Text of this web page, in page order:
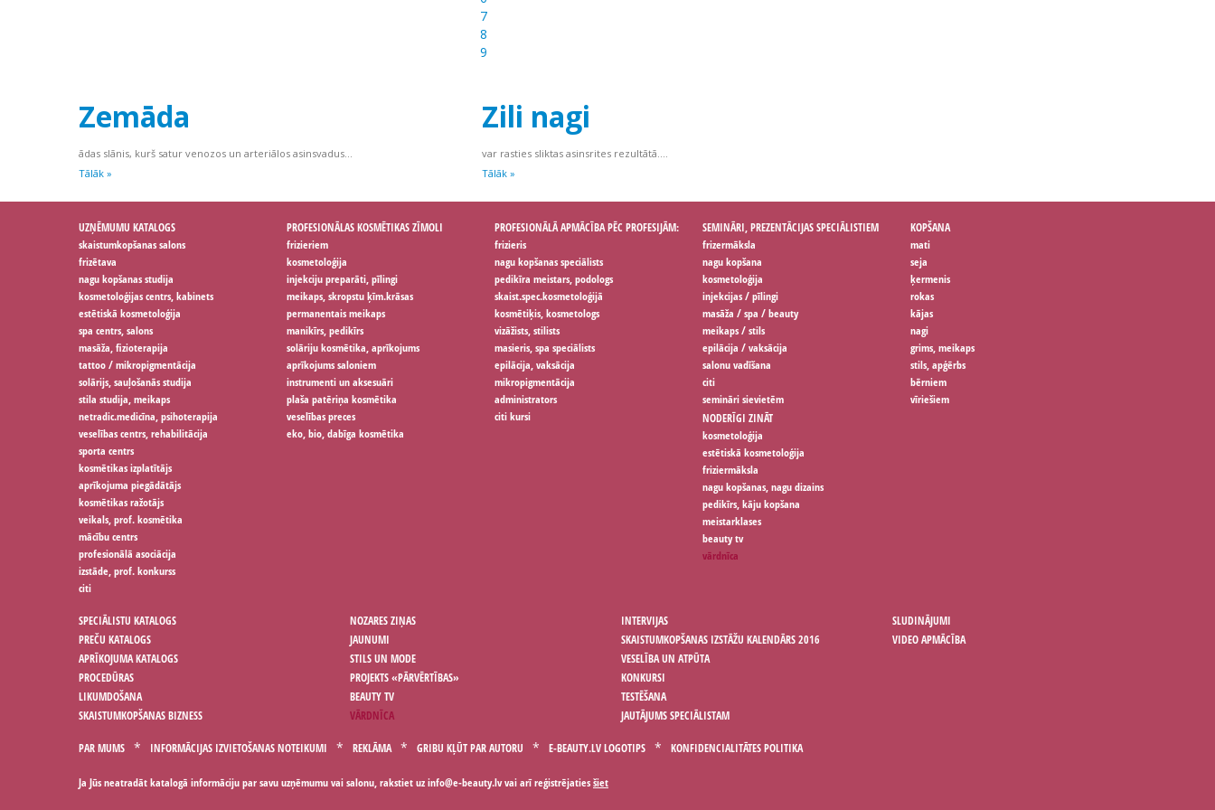
7
8
9
Zemāda
ādas slānis, kurš satur venozos un arteriālos asinsvadus...
Tālāk »
Zili nagi
var rasties sliktas asinsrites rezultātā....
Tālāk »
UZŅĒMUMU KATALOGS
skaistumkopšanas salons
frizētava
nagu kopšanas studija
kosmetoloģijas centrs, kabinets
estētiskā kosmetoloģija
spa centrs, salons
masāža, fizioterapija
tattoo / mikropigmentācija
solārijs, sauļošanās studija
stila studija, meikaps
netradic.medicīna, psihoterapija
veselības centrs, rehabilitācija
sporta centrs
kosmētikas izplatītājs
aprīkojuma piegādātājs
kosmētikas ražotājs
veikals, prof. kosmētika
mācību centrs
profesionālā asociācija
izstāde, prof. konkurss
citi
PROFESIONĀLAS KOSMĒTIKAS ZĪMOLI
frizieriem
kosmetoloģija
injekciju preparāti, pīlingi
meikaps, skropstu ķīm.krāsas
permanentais meikaps
manikīrs, pedikīrs
solāriju kosmētika, aprīkojums
aprīkojums saloniem
instrumenti un aksesuāri
plaša patēriņa kosmētika
veselības preces
eko, bio, dabīga kosmētika
PROFESIONĀLĀ APMĀCĪBA PĒC PROFESIJĀM:
frizieris
nagu kopšanas speciālists
pedikīra meistars, podologs
skaist.spec.kosmetoloģijā
kosmētiķis, kosmetologs
vizāžists, stilists
masieris, spa speciālists
epilācija, vaksācija
mikropigmentācija
administrators
citi kursi
SEMINĀRI, PREZENTĀCIJAS SPECIĀLISTIEM
frizermāksla
nagu kopšana
kosmetoloģija
injekcijas / pīlingi
masāža / spa / beauty
meikaps / stils
epilācija / vaksācija
salonu vadīšana
citi
semināri sievietēm
KOPŠANA
mati
seja
ķermenis
rokas
kājas
nagi
grims, meikaps
stils, apģērbs
bērniem
vīriešiem
NODERĪGI ZINĀT
kosmetoloģija
estētiskā kosmetoloģija
friziermāksla
nagu kopšanas, nagu dizains
pedikīrs, kāju kopšana
meistarklases
beauty tv
vārdnīca
SPECIĀLISTU KATALOGS
PREČU KATALOGS
APRĪKOJUMA KATALOGS
PROCEDŪRAS
LIKUMDOŠANA
SKAISTUMKOPŠANAS BIZNESS
NOZARES ZIŅAS
JAUNUMI
STILS UN MODE
PROJEKTS «PĀRVĒRTĪBAS»
BEAUTY TV
VĀRDNĪCA
INTERVIJAS
SKAISTUMKOPŠANAS IZSTĀŽU KALENDĀRS 2016
VESELĪBA UN ATPŪTA
KONKURSI
TESTĒŠANA
JAUTĀJUMS SPECIĀLISTAM
SLUDINĀJUMI
VIDEO APMĀCĪBA
PAR MUMS INFORMĀCIJAS IZVIETOŠANAS NOTEIKUMI REKLĀMA GRIBU KĻŪT PAR AUTORU E-BEAUTY.LV LOGOTIPS KONFIDENCIALITĀTES POLITIKA
Ja Jūs neatradāt katalogā informāciju par savu uzņēmumu vai salonu, rakstiet uz vai arī reģistrējatiesšiet